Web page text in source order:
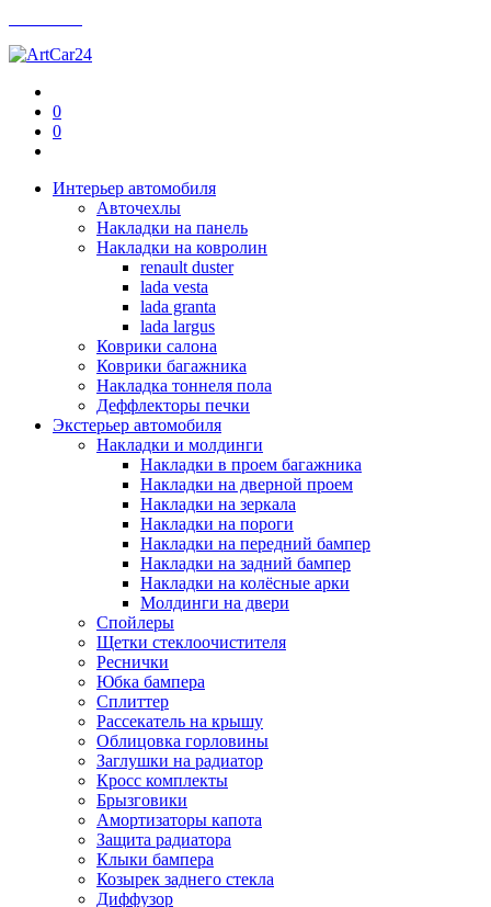
0
0
Интерьер автомобиля
Авточехлы
Накладки на панель
Накладки на ковролин
renault duster
lada vesta
lada granta
lada largus
Коврики салона
Коврики багажника
Накладка тоннеля пола
Деффлекторы печки
Экстерьер автомобиля
Накладки и молдинги
Накладки в проем багажника
Накладки на дверной проем
Накладки на зеркала
Накладки на пороги
Накладки на передний бампер
Накладки на задний бампер
Накладки на колёсные арки
Молдинги на двери
Спойлеры
Щетки стеклоочистителя
Реснички
Юбка бампера
Сплиттер
Рассекатель на крышу
Облицовка горловины
Заглушки на радиатор
Кросс комплекты
Брызговики
Амортизаторы капота
Защита радиатора
Клыки бампера
Козырек заднего стекла
Диффузор